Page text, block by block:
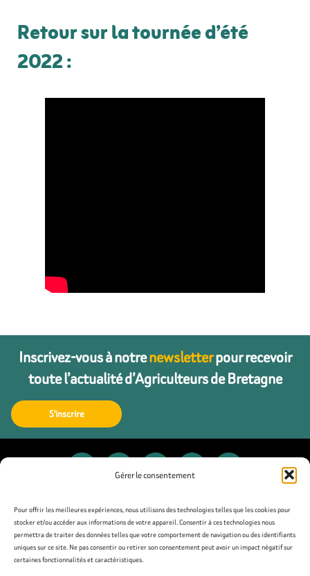
Gérer le consentement
Pour offrir les meilleures expériences, nous utilisons des technologies telles que les cookies pour
stocker et/ou accéder aux informations de votre appareil. Consentir à ces technologies nous
permettra de traiter des données telles que votre comportement de navigation ou des identifiants
uniques sur ce site. Ne pas consentir ou retirer son consentement peut avoir un impact négatif sur
certaines fonctionnalités et caractéristiques.
Retour sur la tournée d’été
2022 :
Inscrivez-vous à notrenewsletterpour recevoir
toute l’actualité d’Agriculteurs de Bretagne
S'inscrire
Contact
Presse